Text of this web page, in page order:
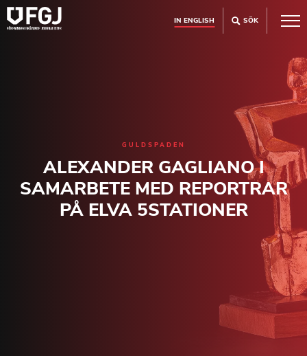
IN ENGLISH SÖK
GULDSPADEN
ALEXANDER GAGLIANO I
SAMARBETE MED REPORTRAR
PÅ ELVA 5STATIONER